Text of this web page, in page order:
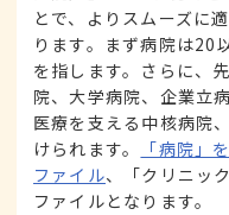
とで、よりスムーズに
ります。まず病院は20
を指します。さらに、
院、大学病院、企業立
医療を支える中核病院
けられます。
「病院」
ファイル、「クリニッ
ファイルとなります。